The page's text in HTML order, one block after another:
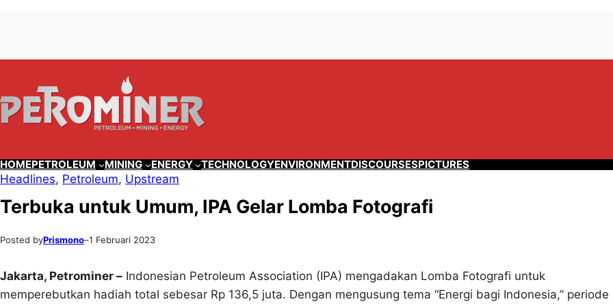
konten
content
HOMEPETROLEUM MINING ENERGY TECHNOLOGYENVIRONMENTDISCOURSESPICTURES
Headlines, Petroleum, Upstream
Terbuka untuk Umum, IPA Gelar Lomba Fotografi
Posted byPrismono–1 Februari 2023
Jakarta, Petrominer – Indonesian Petroleum Association (IPA) mengadakan Lomba Fotografi untuk
memperebutkan hadiah total sebesar Rp 136,5 juta. Dengan mengusung tema “Energi bagi Indonesia,” periode